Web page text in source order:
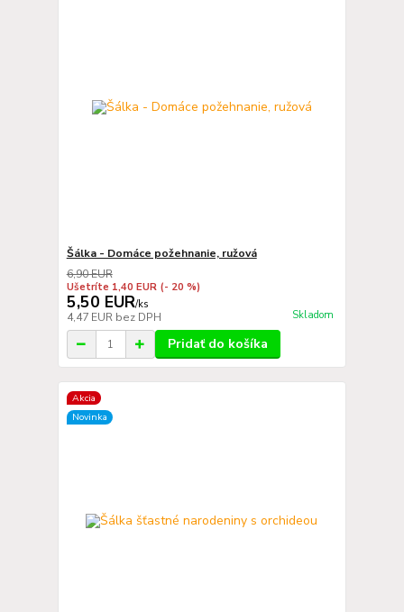
Šálka - Domáce požehnanie, ružová
6,90 EUR
Ušetríte 1,40 EUR (- 20 %)
5,50 EUR/ks
4,47 EUR bez DPH Skladom
Pridať do košíka
Akcia
Novinka